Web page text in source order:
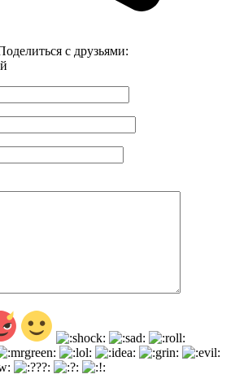
с друзьями: